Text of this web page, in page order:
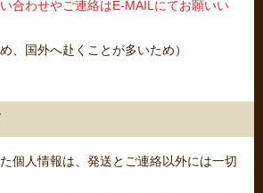
合わせやご連絡はE-MAILにてお願いい
、国外へ赴くことが多いため）
個人情報は、発送とご連絡以外には一切